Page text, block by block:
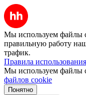
Мы используем файлы
правильную работу
трафик.
Правила
Мы используем файлы
файлов cookie
Понятно